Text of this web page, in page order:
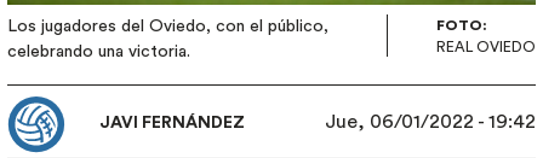
Los jugadores del Oviedo, con el público,
celebrando una victoria.
FOTO:
REAL OVIEDO
JAVI FERNÁNDEZ Jue, 06/01/2022 - 19:42